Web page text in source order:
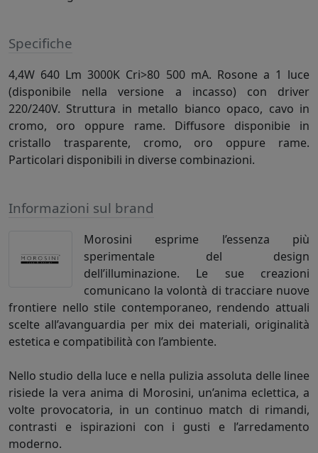
Specifiche
4,4W 640 Lm 3000K Cri>80 500 mA. Rosone a 1 luce
(disponibile nella versione a incasso) con driver
220/240V. Struttura in metallo bianco opaco, cavo in
cromo, oro oppure rame. Diffusore disponibie in
cristallo trasparente, cromo, oro oppure rame.
Particolari disponibili in diverse combinazioni.
Informazioni sul brand
Morosini esprime l’essenza più
sperimentale del design
dell’illuminazione. Le sue creazioni
comunicano la volontà di tracciare nuove
frontiere nello stile contemporaneo, rendendo attuali
scelte all’avanguardia per mix dei materiali, originalità
estetica e compatibilità con l’ambiente.
Nello studio della luce e nella pulizia assoluta delle linee
risiede la vera anima di Morosini, un’anima eclettica, a
volte provocatoria, in un continuo match di rimandi,
contrasti e ispirazioni con i gusti e l’arredamento
moderno.